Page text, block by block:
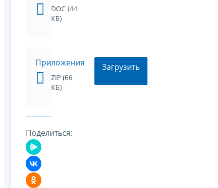
DOC (44
КБ)
Приложения
ZIP (66
КБ)
Загрузить
Поделиться: